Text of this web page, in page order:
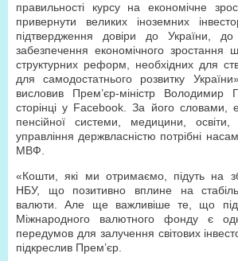
правильності курсу на економічне
привернути великих іноземних
підтвердження довіри до України,
забезпечення економічного зростання
структурних реформ, необхідних для
для самодостатнього розвитку
висловив Прем’єр-міністр Володимир
сторінці у Facebook. За його словами,
пенсійної системи, медицини,
управління держвласністю потрібні
МВФ.
«Кошти, які ми отримаємо, підуть на
НБУ, що позитивно вплине на
валюти. Але ще важливіше те, що
Міжнародного валютного фонду є
передумов для залучення світових
підкреслив Прем’єр.